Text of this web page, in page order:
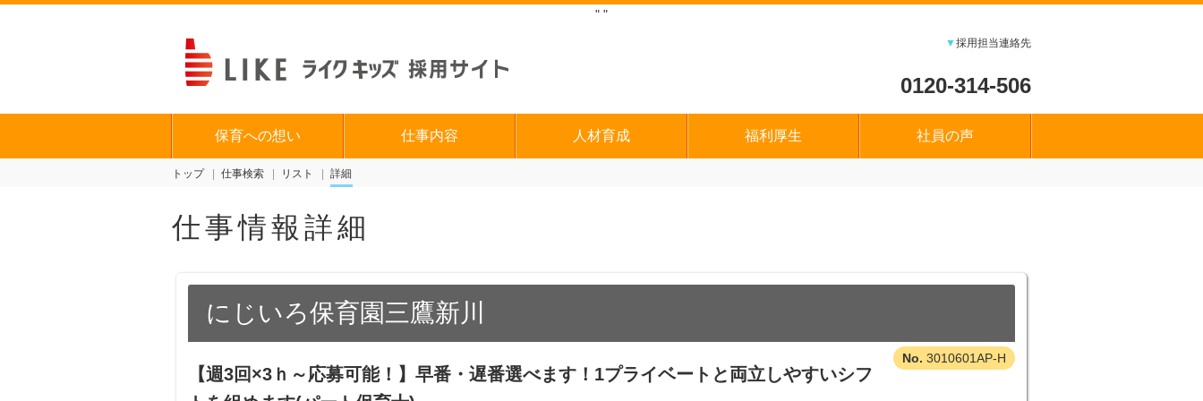
" "
▼採用担当連絡先
0120-314-506
保育への想い 仕事内容 人材育成 福利厚生 社員の声
トップ 仕事検索 リスト 詳細
仕事情報詳細
にじいろ保育園三鷹新川
3010601AP-H
【週3回×3ｈ～応募可能！】早番・遅番選べます！1プライベートと両立しやすいシフ